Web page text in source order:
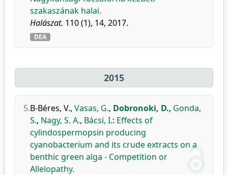
szakaszának halai.
Halászat. 110 (1), 14, 2017.
DEA
2015
5.B-Béres, V., Vasas, G., Dobronoki, D., Gonda,
S., Nagy, S. A., Bácsi, I.: Effects of
cylindospermopsin producing
cyanobacterium and its crude extracts on a
benthic green alga - Competition or
Allelopathy.